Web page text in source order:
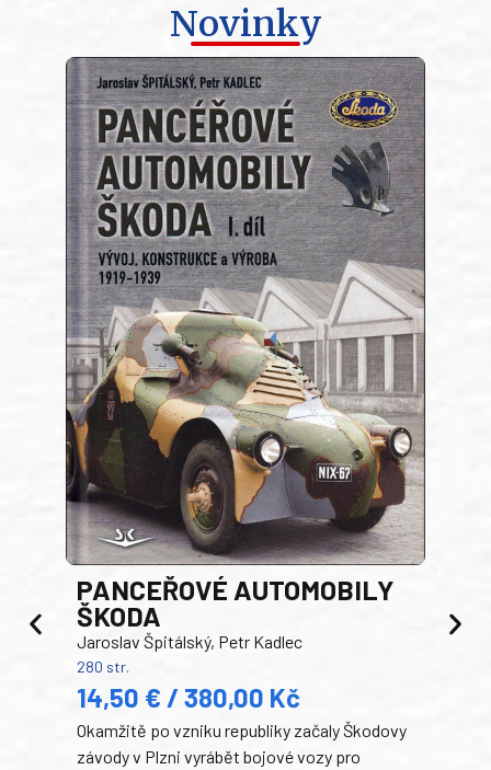
Novinky
PANCEŘOVÉ AUTOMOBILY
ŠKODA
Jaroslav Špitálský, Petr Kadlec
280 str.
14,50 € / 380,00 Kč
Okamžitě po vzniku republiky začaly Škodovy
závody v Plzni vyrábět bojové vozy pro